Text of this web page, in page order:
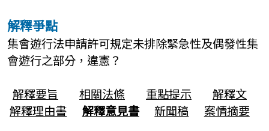
解釋爭點
集會遊行法申請許可規定未排除緊急性及偶發性集
會遊行之部分，違憲？
解釋要旨
相關法條 重點提示
解釋文
解釋理由書
解釋意見書 新聞稿
案情摘要